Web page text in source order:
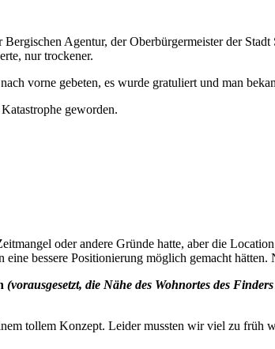
Bergischen Agentur, der Oberbürgermeister der
nur trockener.
vorne gebeten, es wurde gratuliert und man
geworden.
oder andere Gründe hatte, aber die
eine bessere Positionierung möglich gemacht
(vorausgesetzt, die Nähe des Wohnortes des
tollem Konzept. Leider mussten wir viel zu